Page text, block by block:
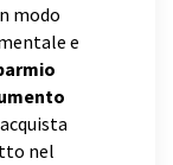
modo
e
nel